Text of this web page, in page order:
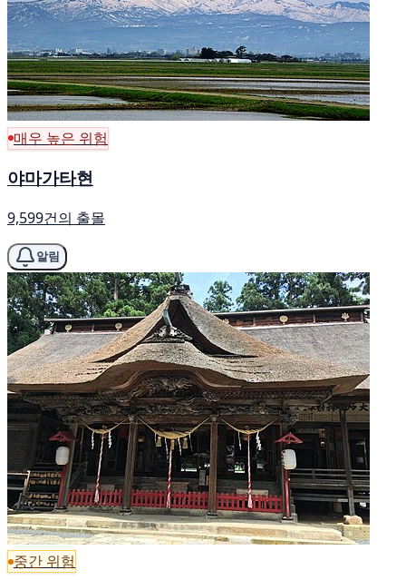
매우 높은 위험
야마가타현
9,599건의 출몰
알림
중간 위험